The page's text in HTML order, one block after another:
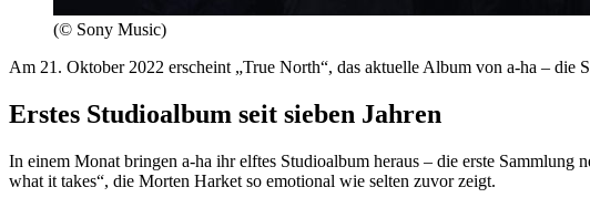
(© Sony Music)
Am 21. Oktober 2022 erscheint „True North“, das aktuelle Album von a-ha – die
Erstes Studioalbum seit sieben Jahren
In einem Monat bringen a-ha ihr elftes Studioalbum heraus – die erste
what it takes“, die Morten Harket so emotional wie selten zuvor zeigt.